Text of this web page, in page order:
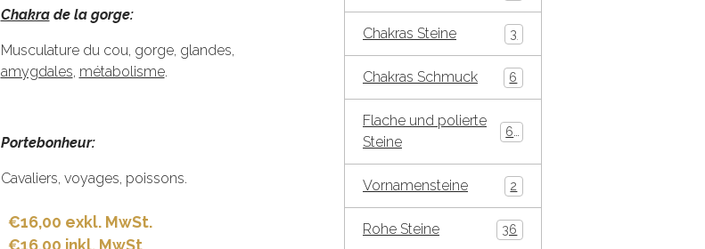
Chakrade la gorge:
Musculature du cou, gorge, glandes,
amygdales, métabolisme.
Portebonheur:
Cavaliers, voyages, poissons.
€16,00 exkl. MwSt.
€16,00 inkl. MwSt
Chakras Steine 3
Chakras Schmuck 6
Flache und polierte
Steine
Vornamensteine 2
Rohe Steine 36